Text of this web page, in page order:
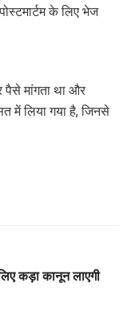
के लिए भेज
पैसे मांगता था और
में लिया गया है, जिनसे
कड़ा कानून लाएगी